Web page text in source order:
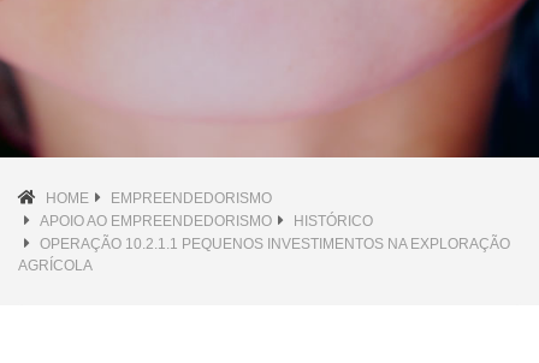
HOME
EMPREENDEDORISMO
APOIO AO EMPREENDEDORISMO
HISTÓRICO
OPERAÇÃO 10.2.1.1 PEQUENOS INVESTIMENTOS NA EXPLORAÇÃO
AGRÍCOLA